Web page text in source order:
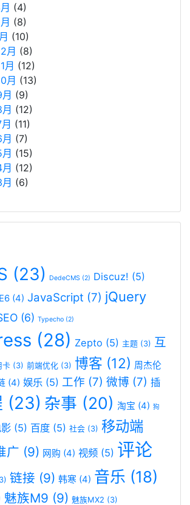
(4)
(8)
(10)
月 (8)
月 (12)
月 (13)
(9)
(12)
(11)
(7)
(15)
(12)
(6)
(23) DedeCMS (2) Discuz! (5)
(4) JavaScript (7) jQuery
(6) Typecho (2)
(28) Zepto (5) 主题 (3) 互
卡 (3) 前端优化 (3) 博客 (12) 周杰伦
(4) 娱乐 (5) 工作 (7) 微博 (7) 插
(23) 杂事 (20) 淘宝 (4) 狗
(5) 百度 (5) 社会 (3) 移动端
广 (9) 网购 (4) 视频 (5) 评论
链接 (9) 韩寒 (4) 音乐 (18)
魅族M9 (9) 魅族MX2 (3)